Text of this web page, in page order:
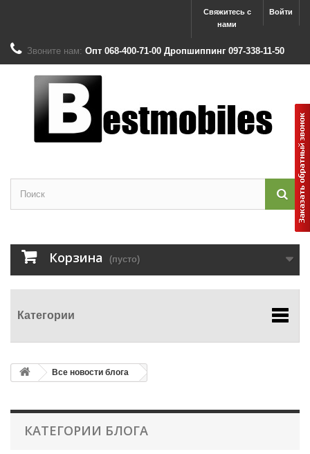
Войти
Свяжитесь с
нами
Звоните нам: Опт 068-400-71-00 Дропшиппинг 097-338-11-50
Корзина (пусто)
Категории
Все новости блога
КАТЕГОРИИ БЛОГА